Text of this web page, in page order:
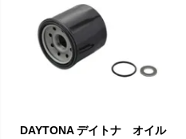
DAYTONA デイトナ オイル